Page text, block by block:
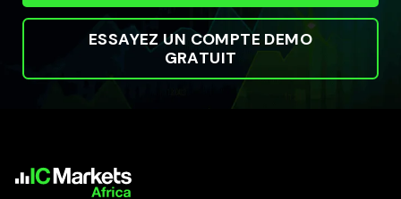
0.12
Standard Account
0
Standard Account
ESSAYEZ UN COMPTE DEMO
GRATUIT